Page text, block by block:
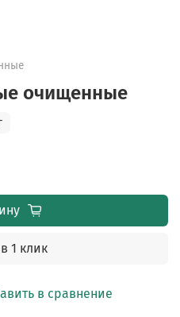
очищенные
в сравнение
1 клик